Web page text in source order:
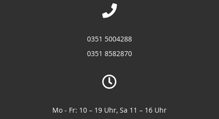
0351 5004288
0351 8582870
Mo - Fr: 10 – 19 Uhr, Sa 11 – 16 Uhr